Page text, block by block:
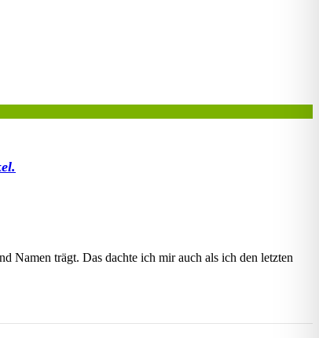
Namen trägt. Das dachte ich mir auch als ich den letzten